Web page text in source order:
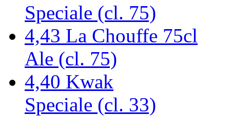
Speciale (cl. 75)
4,43 La Chouffe 75cl
Ale (cl. 75)
4,40 Kwak
Speciale (cl. 33)